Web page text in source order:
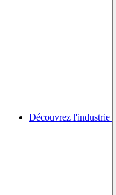
Découvrez l'industrie